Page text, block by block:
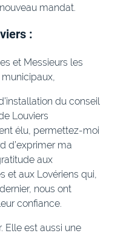
mandat.
:
et Messieurs les
du conseil
Louviers
élu, permettez-moi
d’exprimer ma
aux
et aux Lovériens qui,
nous ont
confiance.
Elle est aussi une